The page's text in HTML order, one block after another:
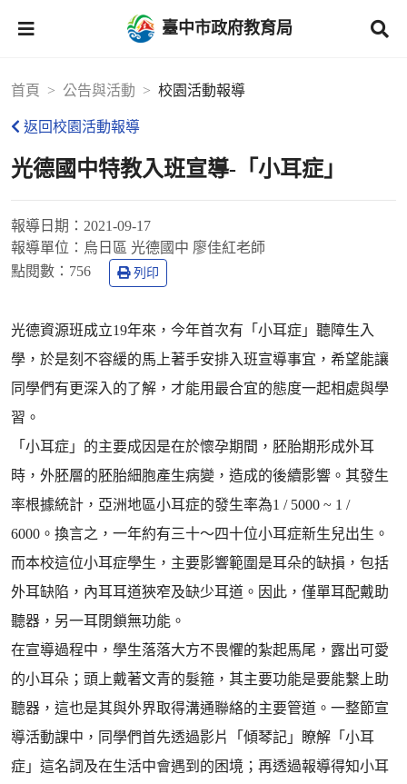
臺中市政府教育局
首頁 公告與活動 校園活動報導
返回校園活動報導
光德國中特教入班宣導-「小耳症」
報導日期： 2021-09-17
報導單位： 烏日區 光德國中 廖佳紅老師
點閱數： 756 列印
光德資源班成立19年來，今年首次有「小耳症」聽障生入
學，於是刻不容緩的馬上著手安排入班宣導事宜，希望能讓
同學們有更深入的了解，才能用最合宜的態度一起相處與學
習。
「小耳症」的主要成因是在於懷孕期間，胚胎期形成外耳
時，外胚層的胚胎細胞產生病變，造成的後續影響。其發生
率根據統計，亞洲地區小耳症的發生率為1 / 5000 ~ 1 /
6000。換言之，一年約有三十～四十位小耳症新生兒出生。
而本校這位小耳症學生，主要影響範圍是耳朵的缺損，包括
外耳缺陷，內耳耳道狹窄及缺少耳道。因此，僅單耳配戴助
聽器，另一耳閉鎖無功能。
在宣導過程中，學生落落大方不畏懼的紮起馬尾，露出可愛
的小耳朵；頭上戴著文青的髮箍，其主要功能是要能繫上助
聽器，這也是其與外界取得溝通聯絡的主要管道。一整節宣
導活動課中，同學們首先透過影片「傾琴記」瞭解「小耳
症」這名詞及在生活中會遇到的困境；再透過報導得知小耳